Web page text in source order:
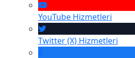
YouTube Hizmetleri
Twitter (X) Hizmetleri